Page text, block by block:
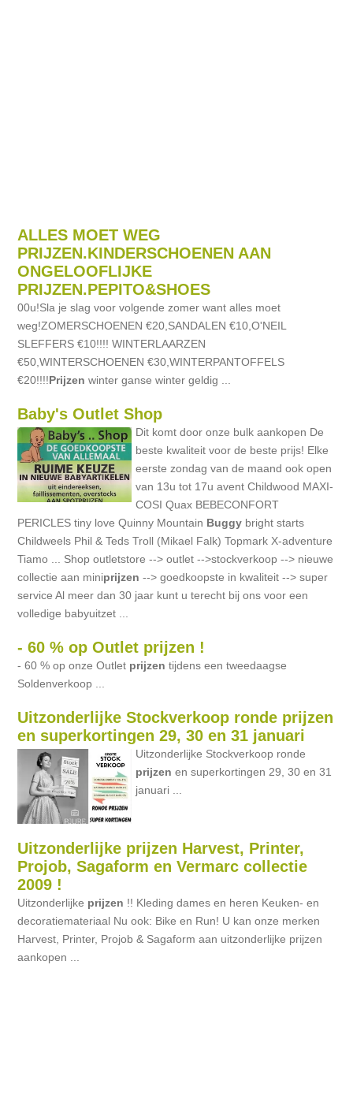
ALLES MOET WEG
PRIJZEN.KINDERSCHOENEN AAN
ONGELOOFLIJKE
PRIJZEN.PEPITO&SHOES
00u!Sla je slag voor volgende zomer want alles moet
weg!ZOMERSCHOENEN €20,SANDALEN €10,O'NEIL
SLEFFERS €10!!!! WINTERLAARZEN
€50,WINTERSCHOENEN €30,WINTERPANTOFFELS
€20!!!!Prijzen winter ganse winter geldig ...
Baby's Outlet Shop
Dit komt door onze bulk aankopen De
beste kwaliteit voor de beste prijs! Elke
eerste zondag van de maand ook open
van 13u tot 17u avent Childwood MAXI-
COSI Quax BEBECONFORT
PERICLES tiny love Quinny Mountain Buggy bright starts
Childweels Phil & Teds Troll (Mikael Falk) Topmark X-adventure
Tiamo ... Shop outletstore --> outlet -->stockverkoop --> nieuwe
collectie aan miniprijzen --> goedkoopste in kwaliteit --> super
service Al meer dan 30 jaar kunt u terecht bij ons voor een
volledige babyuitzet ...
- 60 % op Outlet prijzen !
- 60 % op onze Outlet prijzen tijdens een tweedaagse
Soldenverkoop ...
Uitzonderlijke Stockverkoop ronde prijzen
en superkortingen 29, 30 en 31 januari
Uitzonderlijke Stockverkoop ronde
prijzen en superkortingen 29, 30 en 31
januari ...
Uitzonderlijke prijzen Harvest, Printer,
Projob, Sagaform en Vermarc collectie
2009 !
Uitzonderlijke prijzen !! Kleding dames en heren Keuken- en
decoratiemateriaal Nu ook: Bike en Run! U kan onze merken
Harvest, Printer, Projob & Sagaform aan uitzonderlijke prijzen
aankopen ...